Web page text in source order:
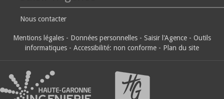
Nous contacter
Mentions légales - Données personnelles - Saisir l'Agence - Outils
informatiques - Accessibilité: non conforme - Plan du site